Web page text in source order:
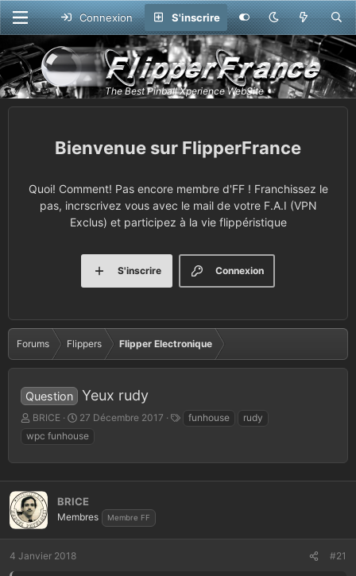
Connexion S'inscrire
FlipperFrance
Quoi! Comment! Pas encore membre d'FF ! Franchissez le
pas, incrscrivez vous avec le mail de votre F.A.I (VPN
Exclus) et participez à la vie flippéristique
Connexion
S'inscrire
Forums Flippers Flipper Electronique
Question Yeux rudy
A
u
t
d
e
l
d
BRICE
D
a
t
d
é
27 Décembre 2017 funhouse
rudy
wpc funhouse
BRICE
Membres Membre FF
4 Janvier 2018 #21